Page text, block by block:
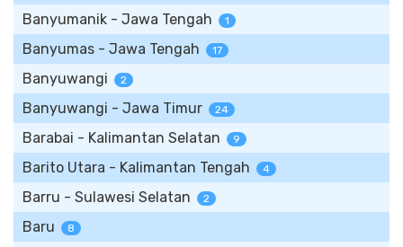
Banyumanik - Jawa Tengah 1
Banyumas - Jawa Tengah 17
Banyuwangi 2
Banyuwangi - Jawa Timur 24
Barabai - Kalimantan Selatan 9
Barito Utara - Kalimantan Tengah 4
Barru - Sulawesi Selatan 2
Baru 8